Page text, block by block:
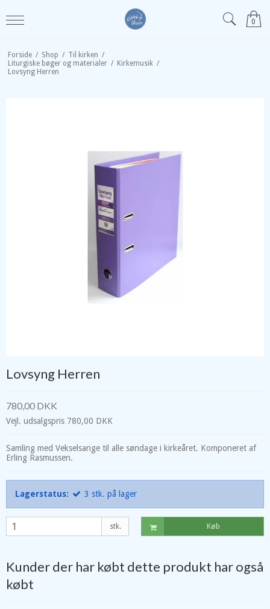
0
Forside / Shop / Til kirken /
Liturgiske bøger og materialer / Kirkemusik /
Lovsyng Herren
Lovsyng Herren
780,00 DKK
Vejl. udsalgspris 780,00 DKK
Samling med Vekselsange til alle søndage i kirkeåret. Komponeret af
Erling Rasmussen.
Lagerstatus: 3 stk. på lager
stk. Køb
Kunder der har købt dette produkt har også
købt